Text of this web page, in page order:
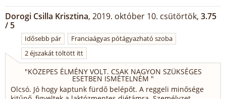
Dorogi Csilla Krisztina, 2019. október 10. csütörtök, 3.75
/ 5
Idősebb pár
Franciaágyas pótágyazható szoba
2 éjszakát töltött itt
"KÖZEPES ÉLMÉNY VOLT. CSAK NAGYON SZÜKSÉGES
ESETBEN ISMÉTELNÉM "
Olcsó. Jó hogy kaptunk fürdő belépőt. A reggeli minősége